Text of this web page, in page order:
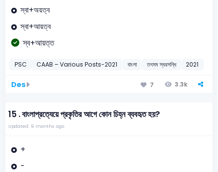
স্বা+অয়ত্ব
স্বা+আয়ত্ব
স্ব+আয়ত্ত
PSC CAAB – Various Posts-2021 বাংলা তৎসম স্বরসন্ধি 2021
Des 7 3.3k
15 .বাংলাপ্রত্যেয়ে প্রকৃতির আগে কোন চিহ্ন ব্যবহৃত হয়?
Updated: 9 months ago
+
-